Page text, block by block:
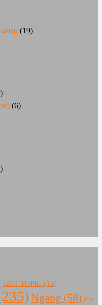
มอญ (19)
(6)
HOT TOPIC (16)
Ngang (58) การ